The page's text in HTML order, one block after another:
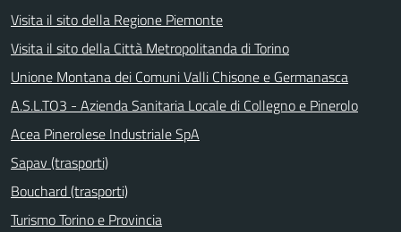
Visita il sito della Regione Piemonte
Visita il sito della Città Metropolitanda di Torino
Unione Montana dei Comuni Valli Chisone e Germanasca
A.S.L.TO3 - Azienda Sanitaria Locale di Collegno e Pinerolo
Acea Pinerolese Industriale SpA
Sapav (trasporti)
Bouchard (trasporti)
Turismo Torino e Provincia